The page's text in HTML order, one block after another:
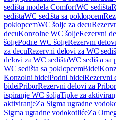
sedišta modela ComfortWC sedišta
sedištaWC sedišta sa poklopcem
poklopcemWC šolje za decu
decuKonzolne WC šoljeRezervni
šoljePodne WC šoljeRezervni
za decuRezervni delovi za WC
delovi za WC sedištaWC sedišta sa
WC sedišta sa poklopcemBidei
Konzolni bideiPodni bideiRezervni
bideiPriborRezervni delovi za Pribor
ispiranje WC šoljaTipke za
aktiviranjeZa Sigma ugradne
Sigma ugradne vodokotlićeZa